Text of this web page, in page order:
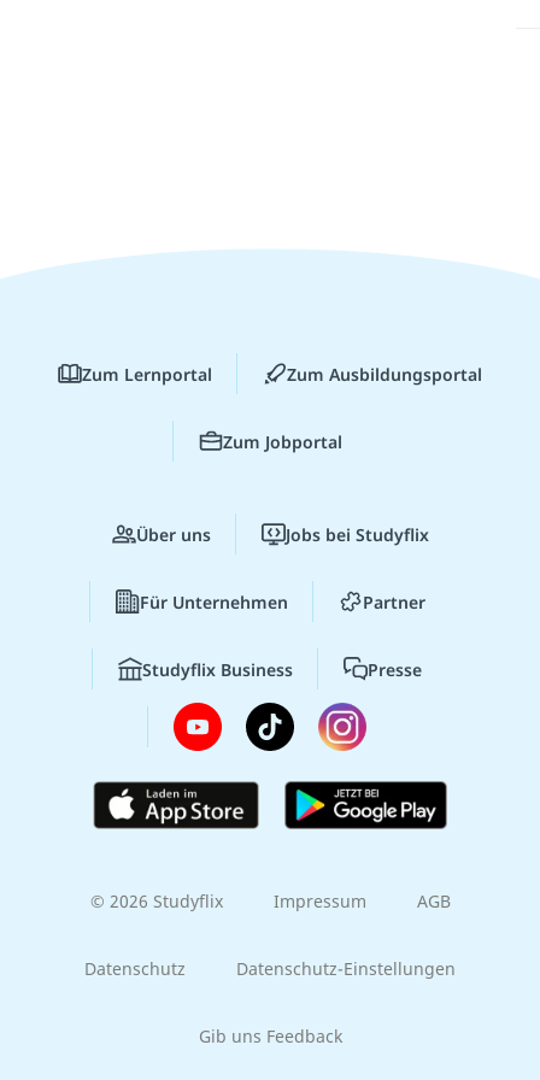
Zum Lernportal Zum Ausbildungsportal
Zum Jobportal
Über uns Jobs bei Studyflix
Für Unternehmen Partner
Studyflix Business Presse
© 2026 Studyflix Impressum AGB
Datenschutz Datenschutz-Einstellungen
Gib uns Feedback